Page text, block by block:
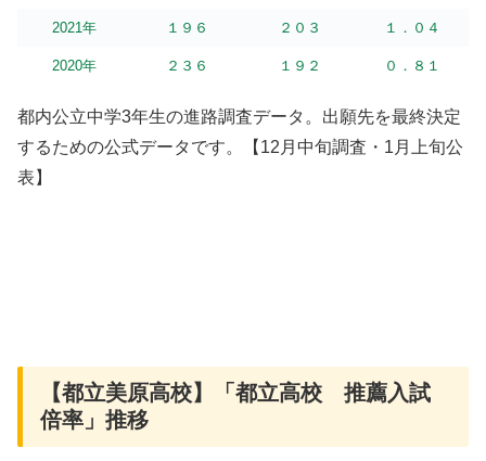
2021年 １９６ ２０３ １．０４
2020年 ２３６ １９２ ０．８１
都内公立中学3年生の進路調査データ。出願先を最終決定
するための公式データです。【12月中旬調査・1月上旬公
表】
【都立美原高校】「都立高校 推薦入試
倍率」推移